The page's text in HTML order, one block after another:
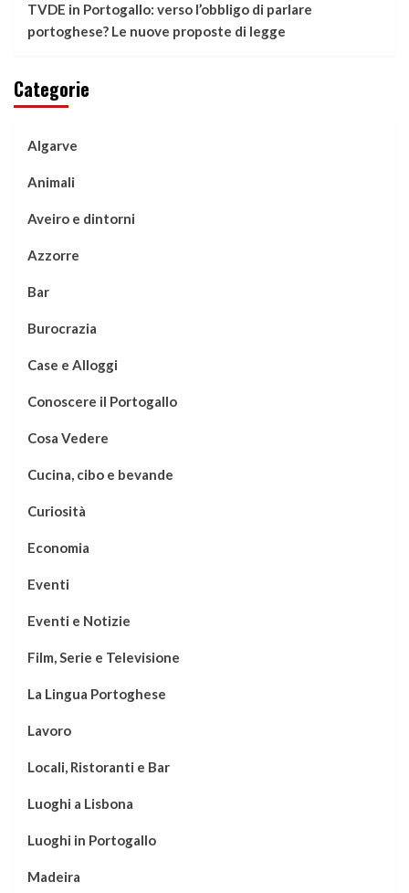
TVDE in Portogallo: verso l’obbligo di parlare
portoghese? Le nuove proposte di legge
Categorie
Algarve
Animali
Aveiro e dintorni
Azzorre
Bar
Burocrazia
Case e Alloggi
Conoscere il Portogallo
Cosa Vedere
Cucina, cibo e bevande
Curiosità
Economia
Eventi
Eventi e Notizie
Film, Serie e Televisione
La Lingua Portoghese
Lavoro
Locali, Ristoranti e Bar
Luoghi a Lisbona
Luoghi in Portogallo
Madeira